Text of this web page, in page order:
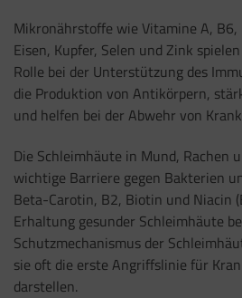
Mikronährstoffe wie Vitamine A, B6,
Eisen, Kupfer, Selen und Zink
Rolle bei der Unterstützung des
die Produktion von Antikörpern,
und helfen bei der Abwehr von
Die Schleimhäute in Mund, Rachen
wichtige Barriere gegen Bakterien
Beta-Carotin, B2, Biotin und Niacin
Erhaltung gesunder Schleimhäute
Schutzmechanismus der
sie oft die erste Angriffslinie für
darstellen.